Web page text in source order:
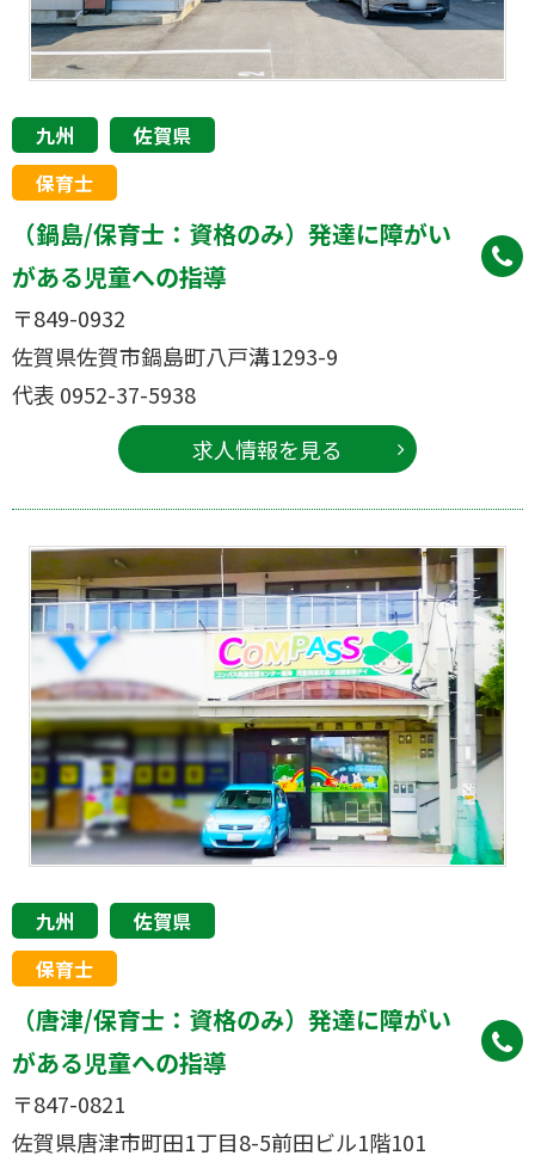
九州
佐賀県
保育士
（鍋島/保育士：資格のみ）発達に障がい
がある児童への指導
〒849-0932
佐賀県佐賀市鍋島町八戸溝1293-9
代表 0952-37-5938
求人情報を見る
九州
佐賀県
保育士
（唐津/保育士：資格のみ）発達に障がい
がある児童への指導
〒847-0821
佐賀県唐津市町田1丁目8-5前田ビル1階101